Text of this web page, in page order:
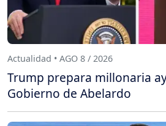
Actualidad • AGO 8 / 2026
Trump prepara millonaria
Gobierno de Abelardo